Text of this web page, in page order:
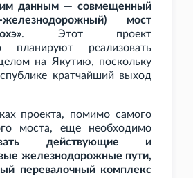
данным — совмещенный
железнодорожный) мост
. Этот проект
планируют реализовать
на Якутию, поскольку
кратчайший выход
проекта, помимо самого
моста, еще необходимо
действующие и
железнодорожные пути,
перевалочный комплекс